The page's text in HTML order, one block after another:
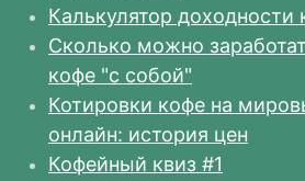
Калькулятор доходности
Сколько можно
кофе "с собой"
Котировки кофе на
онлайн: история цен
Кофейный квиз #1